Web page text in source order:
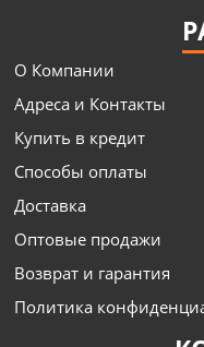
О Компании
Адреса и Контакты
Купить в кредит
Способы оплаты
Доставка
Оптовые продажи
Возврат и гарантия
Политика